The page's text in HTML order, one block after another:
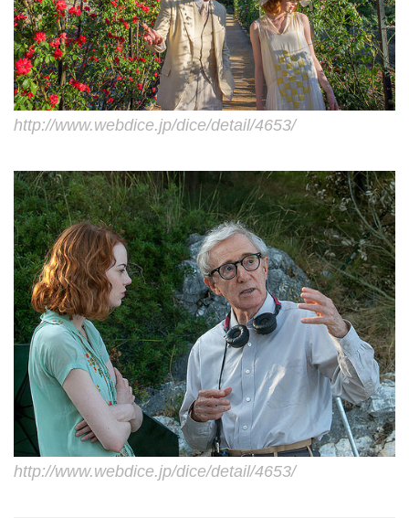
http://www.webdice.jp/dice/detail/4653/
http://www.webdice.jp/dice/detail/4653/